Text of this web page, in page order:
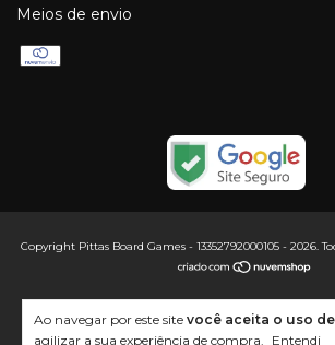
Ao navegar por este site você aceita o uso
agilizar a sua experiência de compra. Entendi
Meios de envio
Copyright Pittas Board Games - 13352792000105 - 2026.